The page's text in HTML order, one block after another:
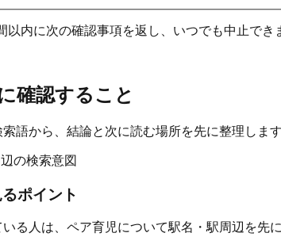
以内に次の確認事項を返し、いつでも中止でき
確認すること
語から、結論と次に読む場所を先に整理します
の検索意図
ポイント
いる人は、ペア育児について駅名・駅周辺を